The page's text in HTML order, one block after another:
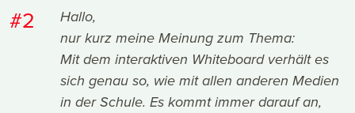
#2
Hallo,
nur kurz meine Meinung zum Thema:
Mit dem interaktiven Whiteboard verhält es
sich genau so, wie mit allen anderen Medien
in der Schule. Es kommt immer darauf an,